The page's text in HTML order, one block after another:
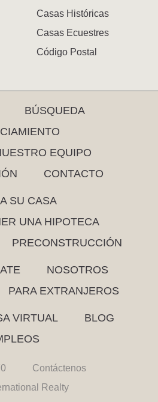
Casas Históricas
Casas Ecuestres
Código Postal
BÚSQUEDA
EQUIPO
CONTACTO
SU CASA
UNA HIPOTECA
PRECONSTRUCCIÓN
NOSOTROS
PARA EXTRANJEROS
VIRTUAL
BLOG
Contáctenos
Realty